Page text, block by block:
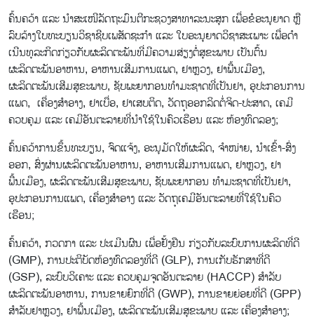
ຄົ້ນ​ຄວ້າ ແລະ ນຳສະເໜີລັດຖະມົນຕີກະຊວງສາທາລະນະສຸກ ເພື່ອຂໍອະນຸຍາດ ຫຼື
ລົບ​ລ້າງ​ໃບ​ທະບຽນ​ວິຊາຊີບເພສັດຊະກຳ ແລະ ໃບອະນຸຍາດວິຊາສະເພາະ ເພື່ອດໍາ
ເນີນທຸລະກິດກ່ຽວກັບຜະລິດຕະພັນທີ່ມີຄວາມສ່ຽງຕໍ່ສຸຂະພາບ ເປັນຕົ້ນ ​
ຜະລິດຕະພັນອາ​ຫານ, ອາຫານເສີມການແພດ, ຢາຫຼວງ, ຢາພື້ນເມືອງ,
ຜະລິດຕະພັນເສີມສຸຂະພາບ, ຊັບພະຍາກອນທຳມະຊາດທີ່ເປັນຢາ, ອຸປະກອນການ
ແພດ, ເຄື່ອງສຳອາງ, ຢາເບື່ອ, ຢາ​ເສບ​ຕິດ, ວັດຖຸ​ອອກ​ລິດ​ຕໍ່​ຈິດ-​ປະສາດ, ​ເຄມີ
ຄວບ​ຄຸມ ແລະ ເຄມີອັນຕະລາຍ​ທີ່​ນໍາ​ໃຊ້​ໃນ​ຄົວ​ເຮືອນ ແລະ ຫ້ອງທົດລອງ​;
ຄົ້ນຄວ້າການຂຶ້ນ​ທະບຽນ, ຈົດແຈ້ງ, ອະນຸມັດ​ໃຫ້​ຜະລິດ, ຈຳ​ໜ່າຍ, ນຳ​ເຂົ້າ-ສົ່ງ​
ອອກ, ສົ່ງຜ່ານ​ຜະລິດ​ຕະພັນ​ອາຫານ, ອາຫານເສີມການແພດ, ຢາຫຼວງ, ຢາ
ພື້ນເມືອງ, ຜະລິດຕະພັນເສີມສຸຂະພາບ, ຊັບພະຍາກອນ ທຳມະຊາດທີ່ເປັນຢາ,
ອຸປະກອນ​ການ​ແພດ, ເຄື່ອງສຳອາງ ແລະ ວັດຖຸ​ເຄມີອັນຕະລາຍ​ທີ່ໃຊ້​ໃນ​ຄົວ​
ເຮືອນ;
ຄົ້ນຄວ້າ, ກວດກາ ແລະ ປະເມີນຜົນ ເພື່ອຢັ້ງຢືນ ກ່ຽວກັບລະບົບການຜະລິດທີ່ດີ
(GMP), ການປະຕິບັດຫ້ອງທົດລອງທີ່ດີ (GLP), ການເກັບຮັກສາທີ່ດີ
(GSP), ລະບົບວິເຄາະ ແລະ ຄວບຄຸມຈຸດອັນຕະລາຍ (HACCP) ສໍາລັບ
ຜະລິດຕະພັນອາຫານ, ການຂາຍຍົກທີ່ດີ (GWP), ການຂາຍຍ່ອຍທີ່ດີ (GPP)
ສໍາລັບຢາຫຼວງ, ຢາພື້ນເມືອງ, ຜະລິດຕະພັນເສີມສຸຂະພາບ ແລະ ເຄື່ອງສໍາອາງ;